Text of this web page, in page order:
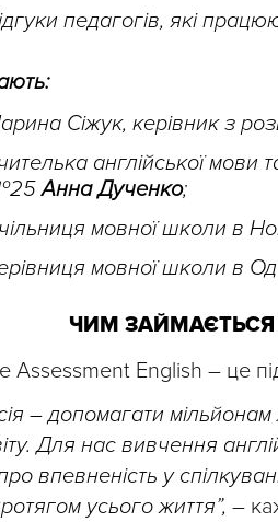
педагогів, які
Сіжук, керівник з
англійської мови
Анна Дученко;
мовної школи в
мовної школи в
ЧИМ ЗАЙМАЄТЬСЯ
Assessment English – це
– допомагати
Для нас вивчення
впевненість у
усього життя”, –